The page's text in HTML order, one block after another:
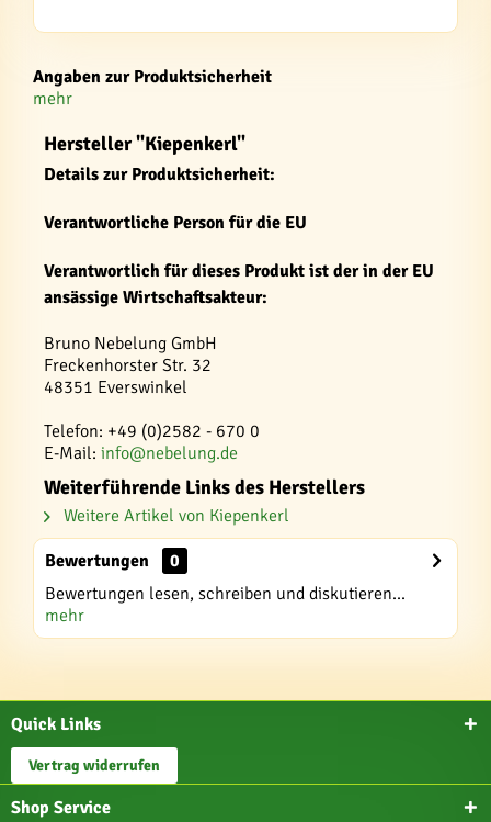
Angaben zur Produktsicherheit
mehr
Hersteller "Kiepenkerl"
Details zur Produktsicherheit:
Verantwortliche Person für die EU
Verantwortlich für dieses Produkt ist der in der EU
ansässige Wirtschaftsakteur:
Bruno Nebelung GmbH
Freckenhorster Str. 32
48351 Everswinkel
Telefon: +49 (0)2582 - 670 0
E-Mail: info@nebelung.de
Weiterführende Links des Herstellers
Weitere Artikel von Kiepenkerl
Bewertungen
0
Bewertungen lesen, schreiben und diskutieren...
mehr
Quick Links
Vertrag widerrufen
Shop Service